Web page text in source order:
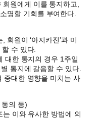
원에게 이를 통지하고,
명할 기회를 부여한다.
회원이 ‘아지카진’과 미
수 있다.
대한 통지의 경우 1주일
통지에 갈음할 수 있다.
중대한 영향을 미치는 사
의 등)
는 이와 유사한 방법에 의